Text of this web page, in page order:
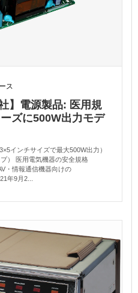
ス
】電源製品: 医用規
ズに500W出力モデ
インチサイズで最大500W出力）
） 医用電気機器の安全規格
・情報通信機器向けの
年9月2...